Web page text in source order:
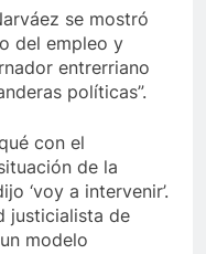
se mostró
del empleo y
entrerriano
políticas”.
con el
de la
‘voy a intervenir’.
justicialista de
modelo